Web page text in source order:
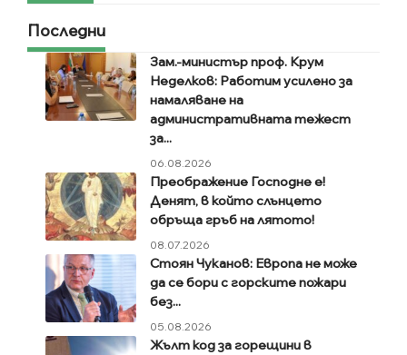
Последни
Зам.-министър проф. Крум
Неделков: Работим усилено за
намаляване на
административната тежест
за...
06.08.2026
Преображение Господне е!
Денят, в който слънцето
обръща гръб на лятото!
08.07.2026
Стоян Чуканов: Европа не може
да се бори с горските пожари
без...
05.08.2026
Жълт код за горещини в